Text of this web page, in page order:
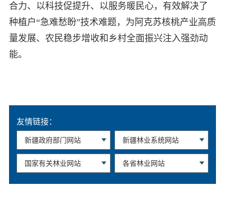
合力、以科技促提升、以服务暖民心，有效解决了
种植户“急难愁盼”技术难题，为阿克苏核桃产业高质
量发展、农民稳步增收和乡村全面振兴注入强劲动
能。
友情链接：